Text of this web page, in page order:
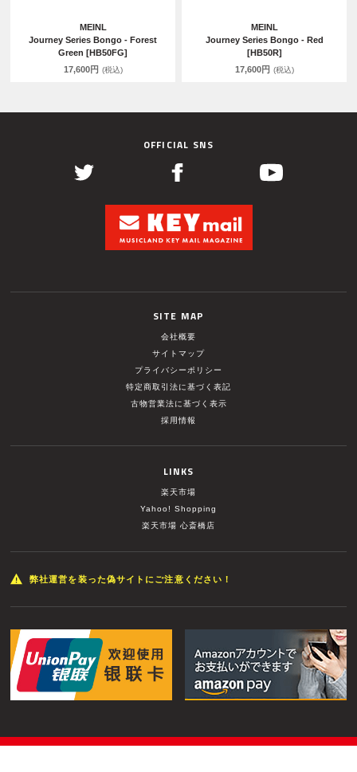
MEINL
Journey Series Bongo - Forest
Green [HB50FG]
17,600円 (税込)
MEINL
Journey Series Bongo - Red
[HB50R]
17,600円 (税込)
OFFICIAL SNS
SITE MAP
会社概要
サイトマップ
プライバシーポリシー
特定商取引法に基づく表記
古物営業法に基づく表示
採用情報
LINKS
楽天市場
Yahoo! Shopping
楽天市場 心斎橋店
弊社運営を装った偽サイトにご注意ください！